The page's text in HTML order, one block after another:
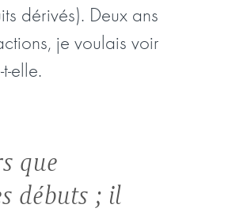
dérivés). Deux ans
je voulais voir
elle.
que
débuts ; il